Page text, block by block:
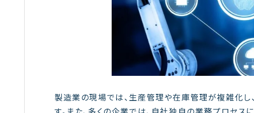
製造業の現場では、生産管理や在庫管理が複雑化